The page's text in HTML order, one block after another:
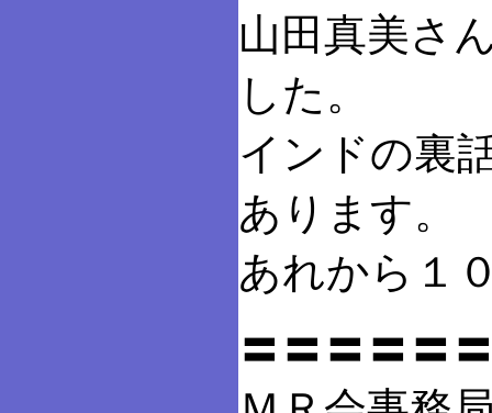
山田真美さ
した。
インドの裏
あります。
あれから１
〓〓〓〓〓